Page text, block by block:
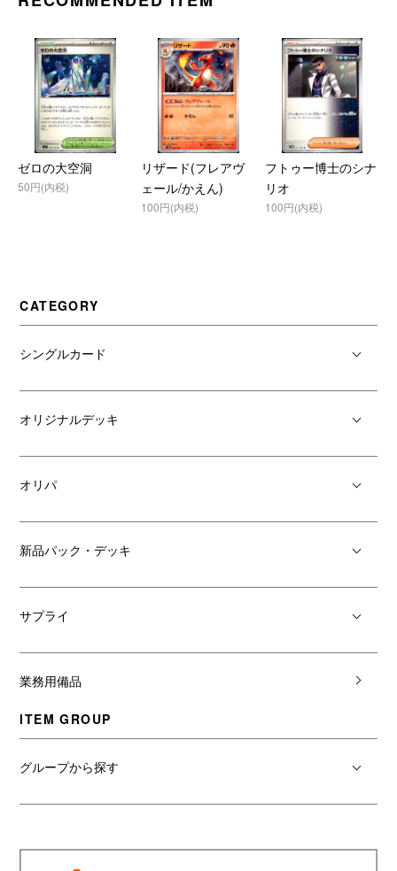
ゼロの大空洞
50円(内税)
リザード(フレアヴ
ェール/かえん)
100円(内税)
フトゥー博士のシナ
リオ
100円(内税)
CATEGORY
シングルカード
オリジナルデッキ
オリパ
新品パック・デッキ
サプライ
業務用備品
ITEM GROUP
グループから探す